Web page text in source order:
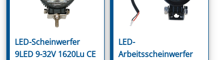
LED-Scheinwerfer
9LED 9-32V 1620Lu CE
LED-
Arbeitsscheinwerfer